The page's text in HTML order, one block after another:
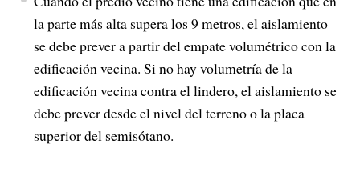
la parte más alta supera los 9 metros, el aislamiento
se debe prever a partir del empate volumétrico con la
edificación vecina. Si no hay volumetría de la
edificación vecina contra el lindero, el aislamiento se
debe prever desde el nivel del terreno o la placa
superior del semisótano.